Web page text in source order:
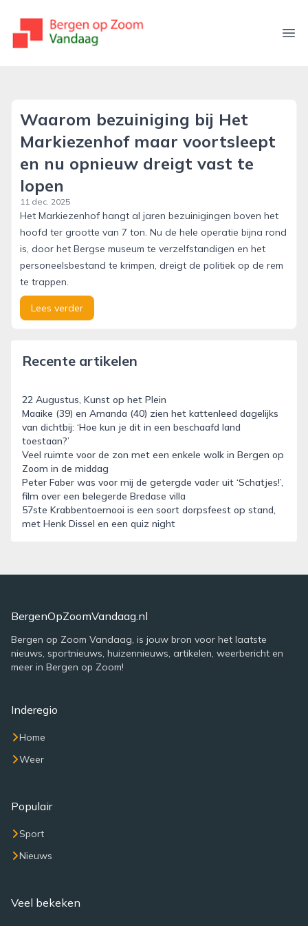
bergenopzoomvandaag.nl
Waarom bezuiniging bij Het
Markiezenhof maar voortsleept
en nu opnieuw dreigt vast te
lopen
11 dec. 2025
Het Markiezenhof hangt al jaren bezuinigingen boven het
hoofd ter grootte van 7 ton. Nu de hele operatie bijna rond
is, door het Bergse museum te verzelfstandigen en het
personeelsbestand te krimpen, dreigt de politiek op de rem
te trappen.
Lees verder
Recente artikelen
22 Augustus, Kunst op het Plein
Maaike (39) en Amanda (40) zien het kattenleed dagelijks
van dichtbij: ‘Hoe kun je dit in een beschaafd land
toestaan?’
Veel ruimte voor de zon met een enkele wolk in Bergen op
Zoom in de middag
Peter Faber was voor mij de getergde vader uit ‘Schatjes!’,
film over een belegerde Bredase villa
57ste Krabbentoernooi is een soort dorpsfeest op stand,
met Henk Dissel en een quiz night
BergenOpZoomVandaag.nl
Bergen op Zoom Vandaag, is jouw bron voor het laatste
nieuws, sportnieuws, huizennieuws, artikelen, weerbericht en
meer in Bergen op Zoom!
Inderegio
Home
Weer
Populair
Sport
Nieuws
Veel bekeken